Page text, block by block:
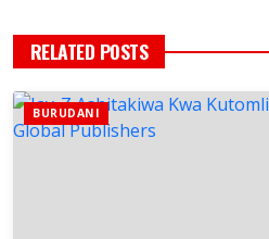
RELATED POSTS
BURUDANI